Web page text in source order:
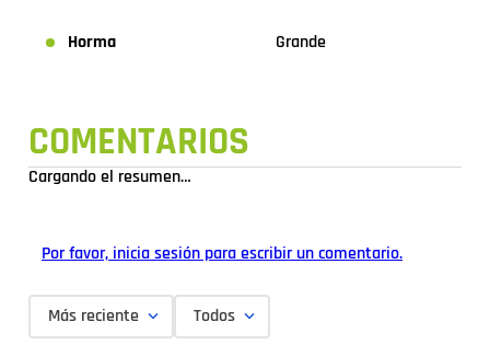
Horma Grande
COMENTARIOS
Cargando el resumen…
Por favor, inicia sesión para escribir un comentario.
Más reciente Todos